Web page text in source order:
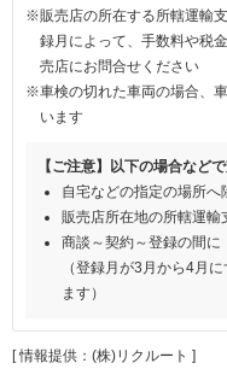
※販売店の所在する所轄運輸
録月によって、手数料や税
売店にお問合せください
※車検の切れた車両の場合、
います
【ご注意】以下の場合など
自宅などの指定の場所
販売店所在地の所轄運輸
商談～契約～登録の間に
（登録月が3月から4月
ます）
[ 情報提供：(株)リクルート ]